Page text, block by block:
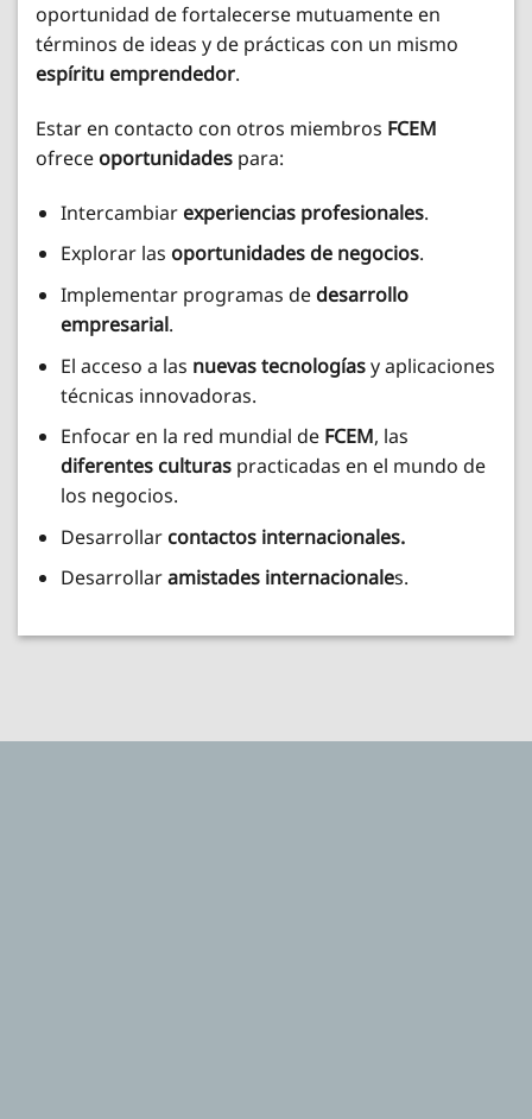
oportunidad de fortalecerse mutuamente en
términos de ideas y de prácticas con un mismo
espíritu emprendedor.
Estar en contacto con otros miembros FCEM
ofreceoportunidades para:
Intercambiarexperiencias profesionales.
Explorar las oportunidades de negocios.
Implementar programas dedesarrollo
empresarial.
El acceso a las nuevas tecnologíasy aplicaciones
técnicas innovadoras.
Enfocar en la red mundial de FCEM, las
diferentes culturaspracticadas en el mundo de
los negocios.
Desarrollarcontactos internacionales.
Desarrollaramistades internacionales.